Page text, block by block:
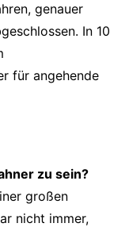
genauer
In 10
für angehende
zu sein?
großen
nicht immer,